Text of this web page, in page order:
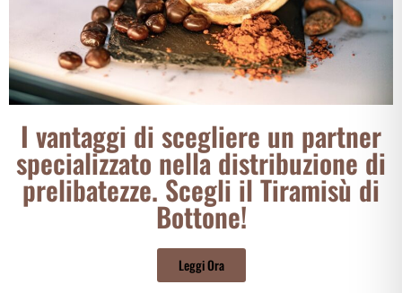
I vantaggi di scegliere un partner
specializzato nella distribuzione di
prelibatezze. Scegli il Tiramisù di
Bottone!
Leggi Ora